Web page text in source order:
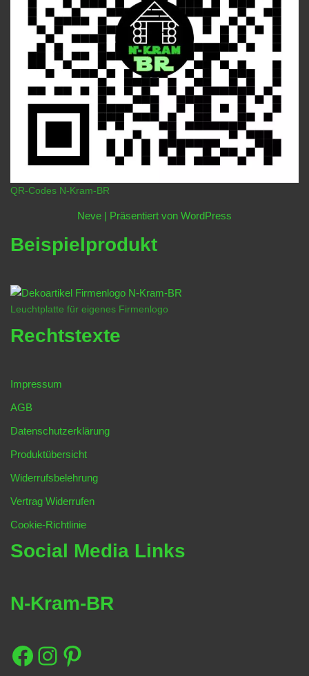
QR-Codes N-Kram-BR
Neve | Präsentiert von WordPress
Beispielprodukt
Leuchtplatte für eigenes Firmenlogo
Rechtstexte
Impressum
AGB
Datenschutzerklärung
Produktübersicht
Widerrufsbelehrung
Vertrag Widerrufen
Cookie-Richtlinie
Social Media Links
N-Kram-BR